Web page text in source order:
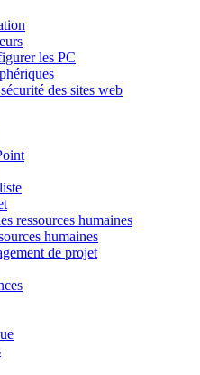
les PC
des sites web
ressources humaines
humaines
de projet